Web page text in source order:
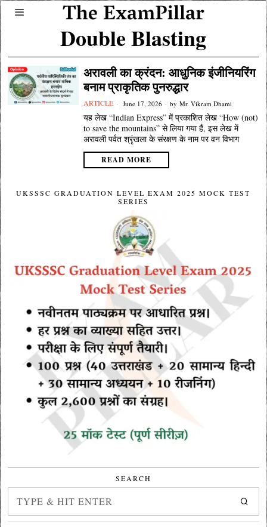
Double Blasting
अरावली का क्रंदन: आधुनिक इंजीनियरिंग
बनाम प्राकृतिक पुनरुद्धार
ARTICLE June 17, 2026 by Mr. Vikram Dhami
यह लेख “Indian Express” में प्रकाशित लेख “How (not)
to save the mountains” से लिया गया हैं, इस लेख में
अरावली पर्वत श्रृंखला के संरक्षण के नाम पर वन विभाग
READ MORE
UKSSSC GRADUATION LEVEL EXAM 2025 MOCK TEST
SERIES
SEARCH